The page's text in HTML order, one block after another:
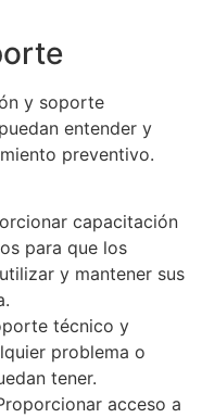
y soporte
entender y
preventivo.
capacitación
para que los
y mantener sus
técnico y
problema o
tener.
acceso a